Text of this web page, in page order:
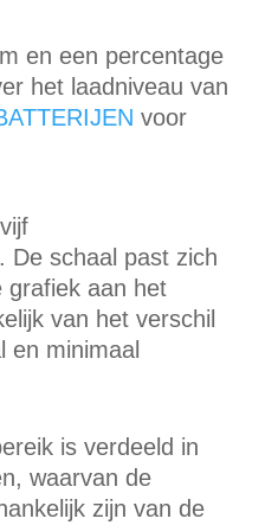
en een percentage
het laadniveau van
voor
De schaal past zich
grafiek aan het
van het verschil
en minimaal
is verdeeld in
waarvan de
zijn van de